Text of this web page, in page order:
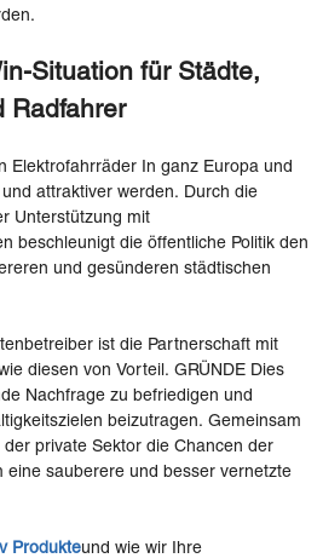
Situation für Städte,
Radfahrer
Elektrofahrräder In ganz Europa und
attraktiver werden. Durch die
Unterstützung mit
beschleunigt die öffentliche Politik den
und gesünderen städtischen
ist die Partnerschaft mit
diesen von Vorteil. GRÜNDE Dies
Nachfrage zu befriedigen und
beizutragen. Gemeinsam
private Sektor die Chancen der
eine sauberere und besser vernetzte
Produkteund wie wir Ihre